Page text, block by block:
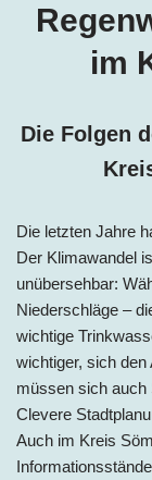
im
Die Folgen
Die letzten Jahre
Der Klimawandel
unübersehbar:
Niederschläge –
wichtige
wichtiger, sich
müssen sich auch
Clevere
Auch im Kreis